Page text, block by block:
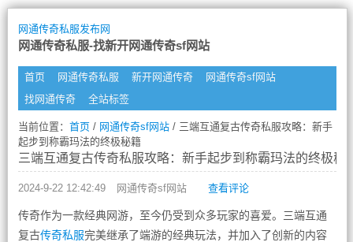
网通传奇私服发布网
网通传奇私服-找新开网通传奇sf网站
首页 网通传奇私服 新开网通传奇
网通传奇sf网站
找网通传奇
全站标签
当前位置： 首页/ 网通传奇sf网站/ 三端互通复古传奇私服攻略：新手
起步到称霸玛法的终极秘籍
三端互通复古传奇私服攻略：新手起步到称霸玛法的终极秘
2024-9-22 12:42:49 网通传奇sf网站 查看评论
传奇作为一款经典网游，至今仍受到众多玩家的喜爱。三端互通
复古传奇私服完美继承了端游的经典玩法，并加入了创新的内容